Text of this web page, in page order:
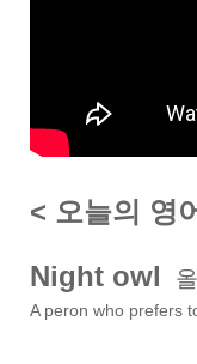
< 오늘의 영
Night owl
A peron who prefers